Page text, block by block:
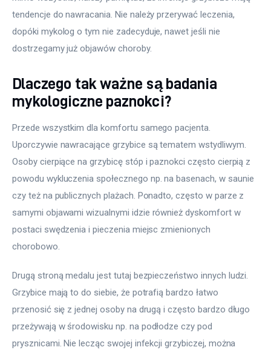
tendencje do nawracania. Nie należy przerywać leczenia,
dopóki mykolog o tym nie zadecyduje, nawet jeśli nie
dostrzegamy już objawów choroby.
Dlaczego tak ważne są badania
mykologiczne paznokci?
Przede wszystkim dla komfortu samego pacjenta.
Uporczywie nawracające grzybice są tematem wstydliwym.
Osoby cierpiące na grzybicę stóp i paznokci często cierpią z
powodu wykluczenia społecznego np. na basenach, w saunie
czy też na publicznych plażach. Ponadto, często w parze z
samymi objawami wizualnymi idzie również dyskomfort w
postaci swędzenia i pieczenia miejsc zmienionych
chorobowo.
Drugą stroną medalu jest tutaj bezpieczeństwo innych ludzi.
Grzybice mają to do siebie, że potrafią bardzo łatwo
przenosić się z jednej osoby na drugą i często bardzo długo
przeżywają w środowisku np. na podłodze czy pod
prysznicami. Nie lecząc swojej infekcji grzybiczej, można